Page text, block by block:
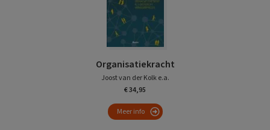
Organisatiekracht
Joost van der Kolk e.a.
€ 34,95
Meer info